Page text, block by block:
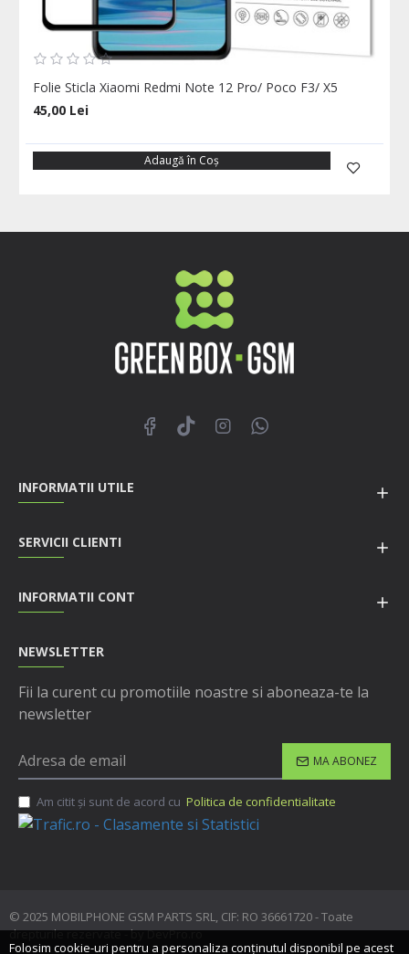
Folie Sticla Xiaomi Redmi Note 12 Pro/ Poco F3/ X5
45,00 Lei
Adaugă în Coş
INFORMATII UTILE
SERVICII CLIENTI
INFORMATII CONT
NEWSLETTER
Fii la curent cu promotiile noastre si aboneaza-te la
newsletter
MA ABONEZ
Am citit şi sunt de acord cu Politica de confidentialitate
© 2025 MOBILPHONE GSM PARTS SRL, CIF: RO 36661720 - Toate
drepturile rezervate - by DevPro.ro
Folosim cookie-uri pentru a personaliza conținutul disponibil pe acest